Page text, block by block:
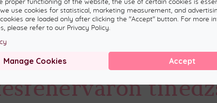
csoportokat
proper functioning of the website, the use of certain cookies is
use cookies for statistical, marketing measurement, and
cookies are loaded only after clicking the "Accept" button. For more
please refer to our Privacy Policy.
Manage Cookies Accept